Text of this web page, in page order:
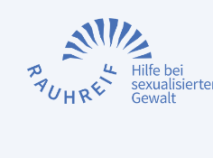
springen